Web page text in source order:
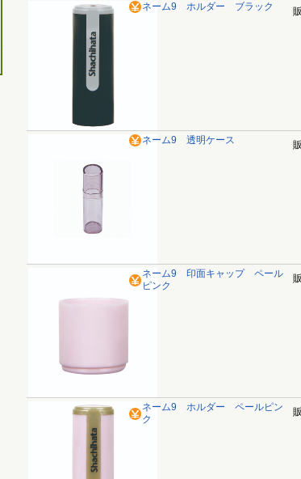
ネーム9 ホルダー ブラック
ネーム9 透明ケース
ネーム9 印面キャップ ペール
ピンク
ネーム9 ホルダー ペールピン
ク